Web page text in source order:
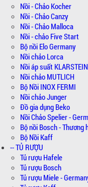
Nồi - Chảo Kocher
Nồi - Chảo Canzy
Nồi - Chảo Malloca
Nồi - chảo Five Start
Bộ nồi Elo Germany
Nồi chảo Lorca
Nồi áp suất KLARSTEIN
Nồi chảo MUTLICH
Bộ Nồi INOX FERMI
Nồi chảo Junger
Đồ gia dụng Beko
Nồi Chảo Spelier -
Bộ nồi Bosch - Thương
Bộ Nồi Kaff
-- TỦ RƯỢU
Tủ rượu Hafele
Tủ rượu Bosch
Tủ rượu Miele -